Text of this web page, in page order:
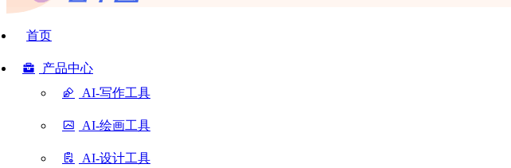
首页
产品中心
AI-写作工具
AI-绘画工具
AI-设计工具